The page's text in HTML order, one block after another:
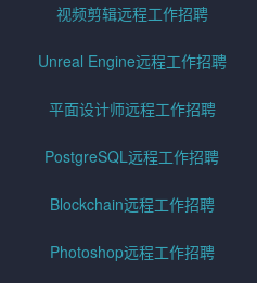
视频剪辑远程工作招聘
Unreal Engine远程工作招聘
平面设计师远程工作招聘
PostgreSQL远程工作招聘
Blockchain远程工作招聘
Photoshop远程工作招聘